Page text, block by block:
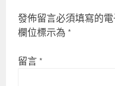
發佈留言必須填寫的
欄位標示為 *
留言 *